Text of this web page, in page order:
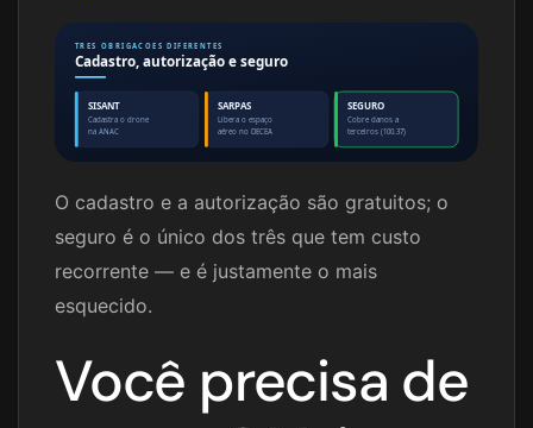
TRES OBRIGACOES DIFERENTES
Cadastro, autorização e seguro
SISANT
Cadastra o drone
na ANAC
SARPAS
Libera o espaço
aéreo no DECEA
SEGURO
Cobre danos a
terceiros (100.37)
O cadastro e a autorização são gratuitos; o
seguro é o único dos três que tem custo
recorrente — e é justamente o mais
esquecido.
Você precisa de